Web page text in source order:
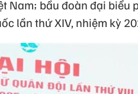
Nam; bầu đoàn đại biểu
lần thứ XIV, nhiệm kỳ